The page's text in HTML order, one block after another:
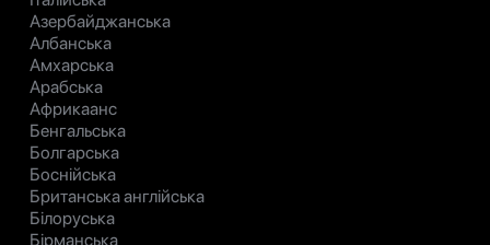
Азербайджанська
Албанська
Амхарська
Арабська
Африкаанс
Бенгальська
Болгарська
Боснійська
Британська англійська
Білоруська
Бірманська